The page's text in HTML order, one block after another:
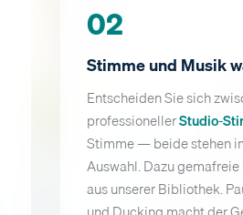
02
Stimme und Musik
Entscheiden Sie sich
professionellerStudio-
Stimme — beide stehen
Auswahl. Dazu gemafreie
aus unserer Bibliothek.